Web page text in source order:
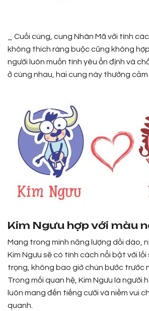
_ Cuối cùng, cung Nhân Mã với tính
không thích ràng buộc cũng không hợp
người luôn muốn tình yêu ổn định và
ở cùng nhau, hai cung này thường cảm
Kim Ngưu hợp với màu
Mang trong mình năng lượng dồi dào,
Kim Ngưu sẽ có tính cách nổi bật với
trọng, không bao giờ chùn bước trước
Trong mối quan hệ, Kim Ngưu là người
luôn mang đến tiếng cười và niềm vui
quanh.